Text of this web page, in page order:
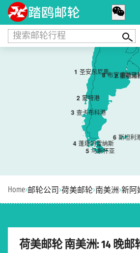
搜索邮轮行程
1 圣安东尼奥
2 蒙特港
3 查卡布科港
4 蓬塔阿雷纳斯
5 乌斯怀亚
6 斯坦利
7 蒙德维
8 布宜诺斯艾
Home›邮轮公司 ›荷美邮轮›南美洲›新阿
荷美邮轮 南美洲: 14 晚邮